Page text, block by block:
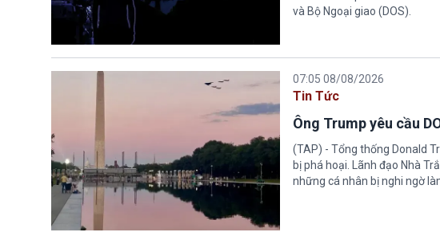
và Bộ Ngoại giao (DOS).
07:05 08/08/2026
Tin Tức
Ông Trump yêu cầu
(TAP) - Tổng thống Donald
bị phá hoại. Lãnh đạo Nhà
những cá nhân bị nghi ngờ